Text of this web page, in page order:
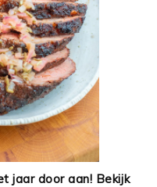
jaar door aan! Bekijk